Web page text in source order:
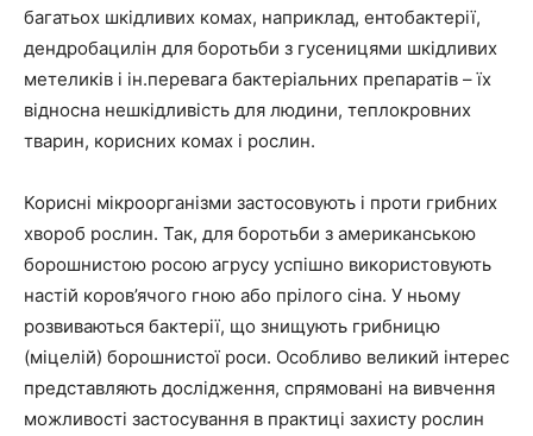
багатьох шкідливих комах, наприклад, ентобактерії,
дендробацилін для боротьби з гусеницями шкідливих
метеликів і ін.перевага бактеріальних препаратів – їх
відносна нешкідливість для людини, теплокровних
тварин, корисних комах і рослин.
Корисні мікроорганізми застосовують і проти грибних
хвороб рослин. Так, для боротьби з американською
борошнистою росою агрусу успішно використовують
настій коров’ячого гною або прілого сіна. У ньому
розвиваються бактерії, що знищують грибницю
(міцелій) борошнистої роси. Особливо великий інтерес
представляють дослідження, спрямовані на вивчення
можливості застосування в практиці захисту рослин